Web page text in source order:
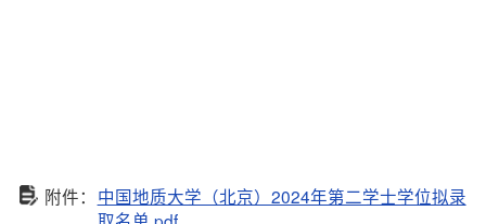
附件： 中国地质大学（北京）2024年第二学士学位拟录